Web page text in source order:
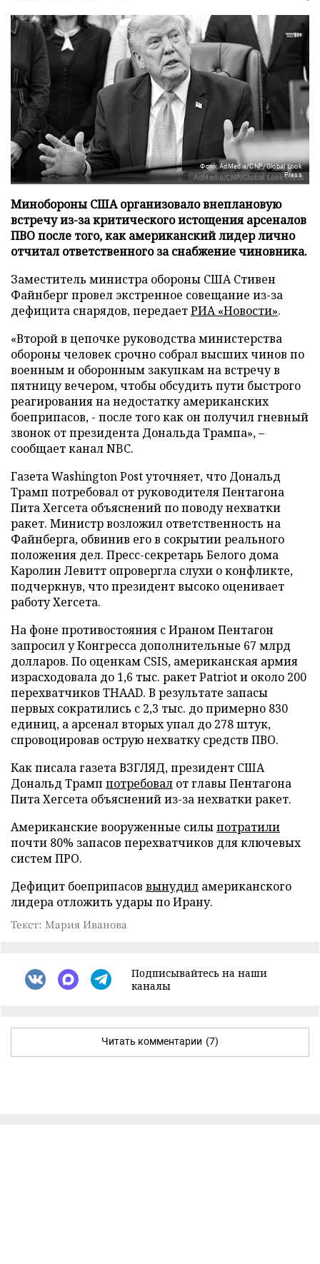
Фото: AdMedia/CNP/Global Look
Press
Минобороны США организовало внеплановую
встречу из-за критического истощения арсеналов
ПВО после того, как американский лидер лично
отчитал ответственного за снабжение чиновника.
Заместитель министра обороны США Стивен
Файнберг провел экстренное совещание из-за
дефицита снарядов, передаетРИА «Новости».
«Второй в цепочке руководства министерства
обороны человек срочно собрал высших чинов по
военным и оборонным закупкам на встречу в
пятницу вечером, чтобы обсудить пути быстрого
реагирования на недостатку американских
боеприпасов, - после того как он получил гневный
звонок от президента Дональда Трампа», –
сообщает канал NBC.
Газета Washington Post уточняет, что Дональд
Трамп потребовал от руководителя Пентагона
Пита Хегсета объяснений по поводу нехватки
ракет. Министр возложил ответственность на
Файнберга, обвинив его в сокрытии реального
положения дел. Пресс-секретарь Белого дома
Каролин Левитт опровергла слухи о конфликте,
подчеркнув, что президент высоко оценивает
работу Хегсета.
На фоне противостояния с Ираном Пентагон
запросил у Конгресса дополнительные 67 млрд
долларов. По оценкам CSIS, американская армия
израсходовала до 1,6 тыс. ракет Patriot и около 200
перехватчиков THAAD. В результате запасы
первых сократились с 2,3 тыс. до примерно 830
единиц, а арсенал вторых упал до 278 штук,
спровоцировав острую нехватку средств ПВО.
Как писала газета ВЗГЛЯД, президент США
Дональд Трамп потребовал от главы Пентагона
Пита Хегсета объяснений из-за нехватки ракет.
Американские вооруженные силыпотратили
почти 80% запасов перехватчиков для ключевых
систем ПРО.
Дефицит боеприпасов вынудил американского
лидера отложить удары по Ирану.
Текст: Мария Иванова
Подписывайтесь на наши
каналы
Читать комментарии (7)